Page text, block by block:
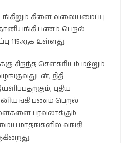
கிளை வலையமைப்பு
பணம் பெறல்
115ஆக உள்ளது.
சிறந்த சௌகரியம் மற்றும்
நிதி
புதிய
பணம் பெறல்
பரவலாக்கும்
மாதங்களில் வங்கி